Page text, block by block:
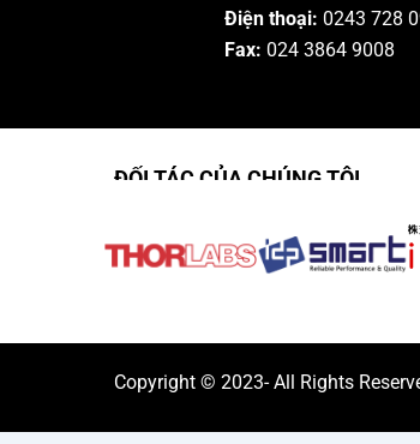
Điện thoại: 0243 728
Fax: 024 3864 9008
ĐỐI TÁC CỦA CHÚNG TÔI
Copyright © 2023- All Rights